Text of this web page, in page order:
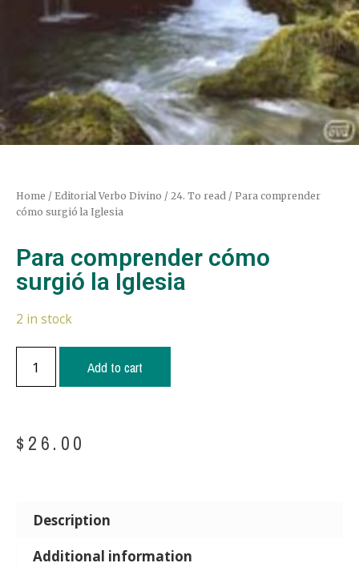
Home / Editorial Verbo Divino / 24. To read / Para comprender
cómo surgió la Iglesia
Para comprender cómo
surgió la Iglesia
2 in stock
Add to cart
$ 26.00
Description
Additional information